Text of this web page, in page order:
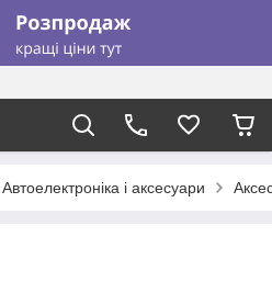
Автоелектроніка і аксесуари